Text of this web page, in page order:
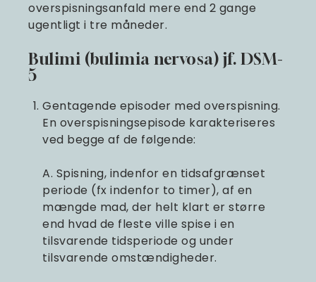
overspisningsanfald mere end 2 gange
ugentligt i tre måneder.
Bulimi (bulimia nervosa) jf. DSM-
5
Gentagende episoder med overspisning.
En overspisningsepisode karakteriseres
ved begge af de følgende:
A. Spisning, indenfor en tidsafgrænset
periode (fx indenfor to timer), af en
mængde mad, der helt klart er større
end hvad de fleste ville spise i en
tilsvarende tidsperiode og under
tilsvarende omstændigheder.